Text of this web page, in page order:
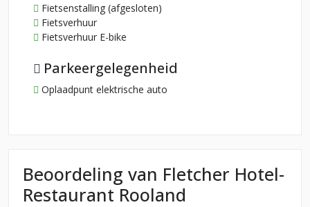
Fietsenstalling (afgesloten)
Fietsverhuur
Fietsverhuur E-bike
Parkeergelegenheid
Oplaadpunt elektrische auto
Beoordeling van Fletcher Hotel-
Restaurant Rooland